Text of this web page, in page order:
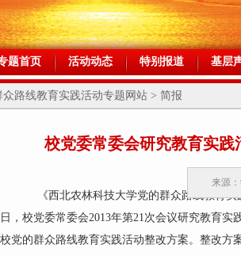
题首页 活动动态 特别报道 基层
众路线教育实践活动专题网站 > 简报
校党委常委会研究教育实践
来源
《西北农林科技大学党的群众路线教育
校党委常委会2013年第21次会议研究教育实
的群众路线教育实践活动整改方案。整改方